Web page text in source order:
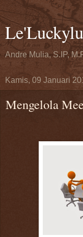
Andre Mulia, S.IP,
Kamis, 09 Januari
Mengelola